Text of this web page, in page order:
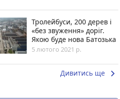
Тролейбуси, 200 дерев і
«без звуження» доріг.
Якою буде нова Батозька
5 лютого 2021 р.
Дивитись ще keyboard_arrow_right